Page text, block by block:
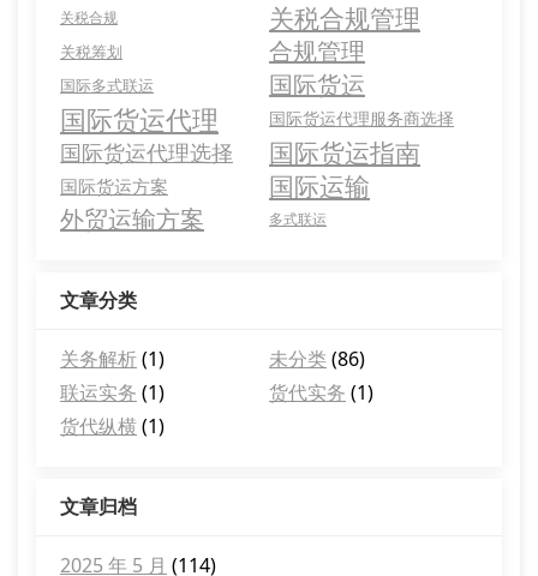
关税合规 关税合规管理
关税筹划 合规管理
国际多式联运 国际货运
国际货运代理 国际货运代理服务商选择
国际货运代理选择 国际货运指南
国际货运方案 国际运输
外贸运输方案 多式联运
文章分类
关务解析(1) 未分类(86)
联运实务 (1) 货代实务 (1)
货代纵横(1)
文章归档
2025 年 5 月 (114)